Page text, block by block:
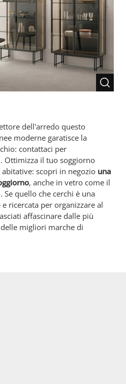
dell'arredo questo
moderne garatisce la
contattaci per
Ottimizza il tuo soggiorno
scopri in negozio una
, anche in vetro come il
quello che cerchi è una
ricercata per organizzare al
affascinare dalle più
migliori marche di